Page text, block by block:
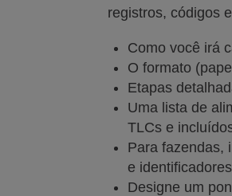
registros, códigos
Como você irá
O formato
Etapas
Uma lista de
TLCs e
Para fazendas,
e
Designe um